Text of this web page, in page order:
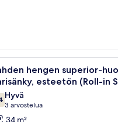
mukava nojatuoli, sänky
5
hengen superior-
esteetön (Roll-in
kautta 10
Hyvä
3 arvostelua
(3
arvostelua)
34 m²